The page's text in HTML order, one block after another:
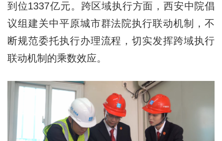
到位1337亿元。跨区域执行方面，西安中院倡
议组建关中平原城市群法院执行联动机制，不
断规范委托执行办理流程，切实发挥跨域执行
联动机制的乘数效应。